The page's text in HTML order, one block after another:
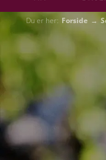
Du er her: Forside